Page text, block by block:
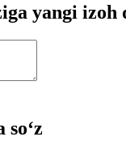
yangi izoh